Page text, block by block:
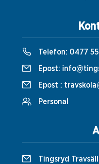
Telefon: 0477
Epost:
Epost :
Personal
Tingsryd